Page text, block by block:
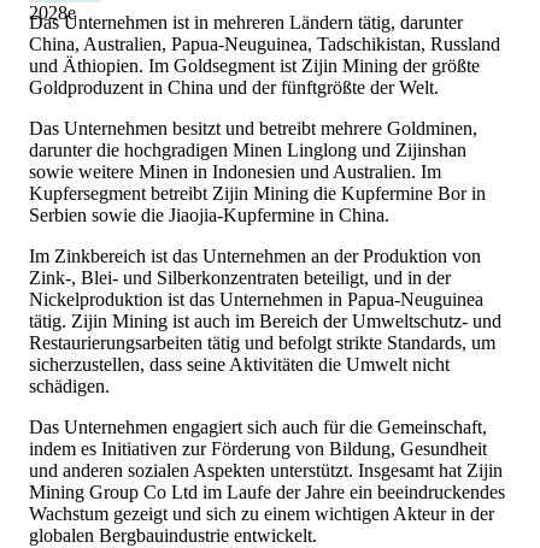
2028e
Das Unternehmen ist in mehreren Ländern tätig, darunter
China, Australien, Papua-Neuguinea, Tadschikistan, Russland
und Äthiopien. Im Goldsegment ist Zijin Mining der größte
Goldproduzent in China und der fünftgrößte der Welt.
Das Unternehmen besitzt und betreibt mehrere Goldminen,
darunter die hochgradigen Minen Linglong und Zijinshan
sowie weitere Minen in Indonesien und Australien. Im
Kupfersegment betreibt Zijin Mining die Kupfermine Bor in
Serbien sowie die Jiaojia-Kupfermine in China.
Im Zinkbereich ist das Unternehmen an der Produktion von
Zink-, Blei- und Silberkonzentraten beteiligt, und in der
Nickelproduktion ist das Unternehmen in Papua-Neuguinea
tätig. Zijin Mining ist auch im Bereich der Umweltschutz- und
Restaurierungsarbeiten tätig und befolgt strikte Standards, um
sicherzustellen, dass seine Aktivitäten die Umwelt nicht
schädigen.
Das Unternehmen engagiert sich auch für die Gemeinschaft,
indem es Initiativen zur Förderung von Bildung, Gesundheit
und anderen sozialen Aspekten unterstützt. Insgesamt hat Zijin
Mining Group Co Ltd im Laufe der Jahre ein beeindruckendes
Wachstum gezeigt und sich zu einem wichtigen Akteur in der
globalen Bergbauindustrie entwickelt.